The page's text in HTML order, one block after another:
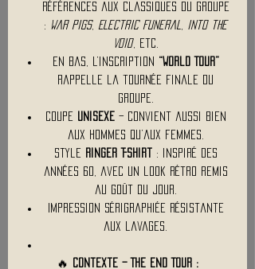
références aux classiques du groupe
:
War Pigs, Electric Funeral
Into the
Void, etc.
En bas, l’inscription
“World Tour”
rappelle la tournée finale du
groupe.
Coupe
unisexe – convient aussi bien
aux hommes qu’aux femmes.
Style
Ringer T-Shirt
: inspiré des
années 60, avec un look rétro remis
au goût du jour.
Impression sérigraphiée résistante
aux lavages.
🔥
Contexte – The End Tour :